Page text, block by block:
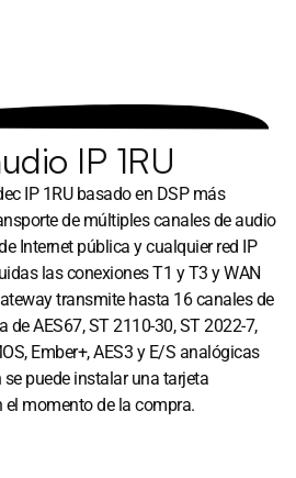
IP 1RU
IP 1RU basado en DSP más
de múltiples canales de audio
Internet pública y cualquier red IP
las conexiones T1 y T3 y WAN
transmite hasta 16 canales de
AES67, ST 2110-30, ST 2022-7,
Ember+, AES3 y E/S analógicas
puede instalar una tarjeta
momento de la compra.